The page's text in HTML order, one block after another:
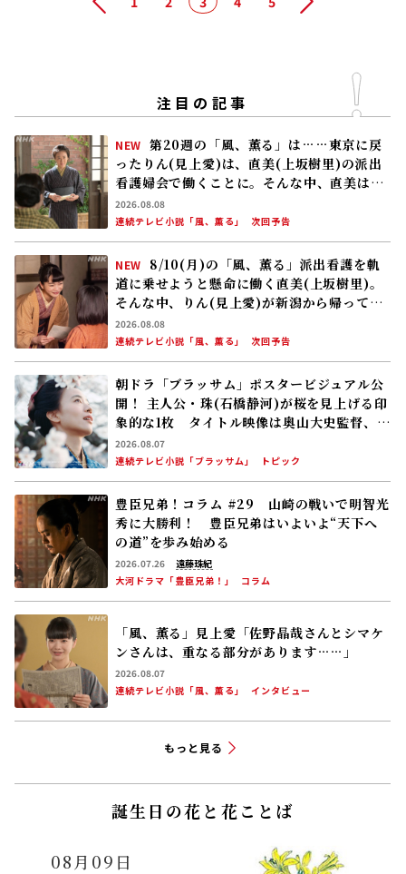
注目の記事
NEW 第20週の「風、薫る」は……東京に戻
ったりん(見上愛)は、直美(上坂樹里)の派出
看護婦会で働くことに。そんな中、直美は自
分の理想とした無償の看護を始める
2026.08.08
連続テレビ小説「風、薫る」
次回予告
NEW
8/10(月)の「風、薫る」派出看護を軌
道に乗せようと懸命に働く直美(上坂樹里)。
そんな中、りん(見上愛)が新潟から帰ってく
る
2026.08.08
連続テレビ小説「風、薫る」
次回予告
朝ドラ「ブラッサム」ポスタービジュアル公
開！ 主人公・珠(石橋静河)が桜を見上げる印
象的な1枚 タイトル映像は奥山大史監督、語
りは三條雅幸アナ 2026年度後期放送
2026.08.07
連続テレビ小説「ブラッサム」
トピック
豊臣兄弟！コラム #29 山崎の戦いで明智光
秀に大勝利！ 豊臣兄弟はいよいよ“天下へ
の道”を歩み始める
2026.07.26
遠藤珠紀
大河ドラマ「豊臣兄弟！」
コラム
「風、薫る」見上愛「佐野晶哉さんとシマケ
ンさんは、重なる部分があります……」
2026.08.07
連続テレビ小説「風、薫る」
インタビュー
もっと見る
誕生日の花と花ことば
08月09日